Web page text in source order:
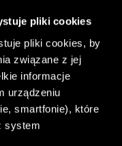
pliki cookies
pliki cookies, by
związane z jej
informacje
urządzeniu
smartfonie), które
system